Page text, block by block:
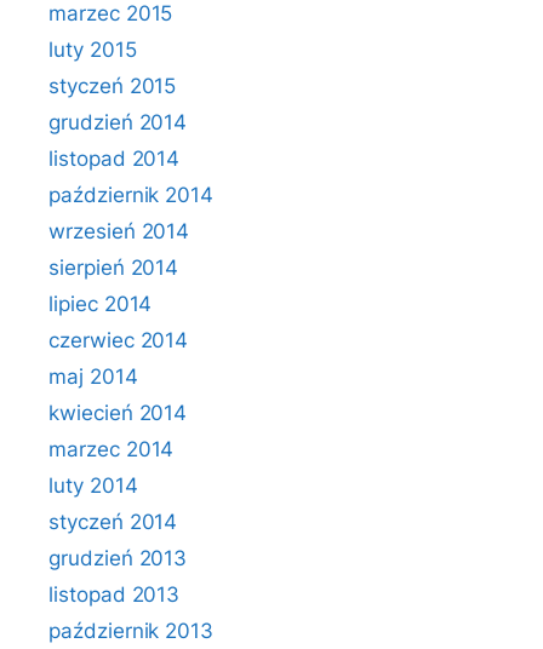
marzec 2015
luty 2015
styczeń 2015
grudzień 2014
listopad 2014
październik 2014
wrzesień 2014
sierpień 2014
lipiec 2014
czerwiec 2014
maj 2014
kwiecień 2014
marzec 2014
luty 2014
styczeń 2014
grudzień 2013
listopad 2013
październik 2013